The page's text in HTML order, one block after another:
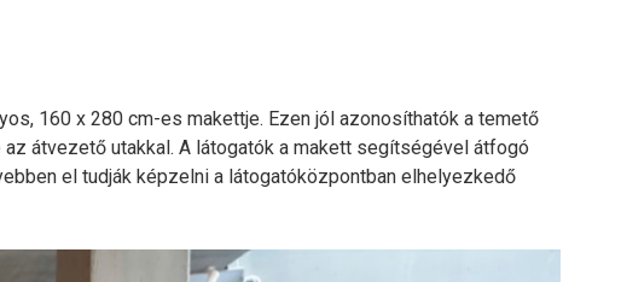
160 x 280 cm-es makettje. Ezen jól azonosíthatók a temető
átvezető utakkal. A látogatók a makett segítségével átfogó
el tudják képzelni a látogatóközpontban elhelyezkedő